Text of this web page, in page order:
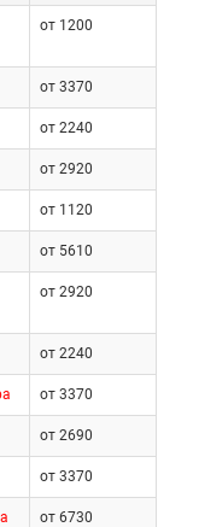
от 1200
от 3370
от 2240
от 2920
от 1120
от 5610
от 2920
от 2240
от 3370
от 2690
от 3370
от 6730